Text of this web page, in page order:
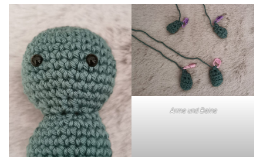
Arme und Beine